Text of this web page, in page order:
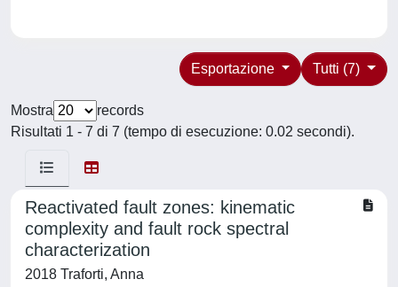
Tutti (7)
Esportazione
Mostra
records
Risultati 1 - 7 di 7 (tempo di esecuzione: 0.02 secondi).
Reactivated fault zones: kinematic
complexity and fault rock spectral
characterization
2018 Traforti, Anna